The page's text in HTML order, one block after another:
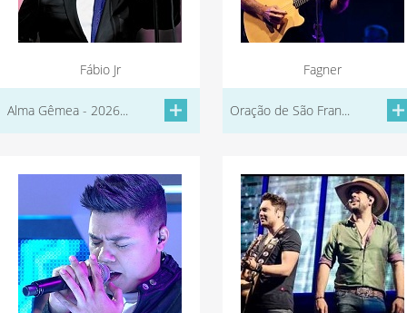
Fábio Jr
Alma Gêmea - 2026...
Fagner
Oração de São Fran...